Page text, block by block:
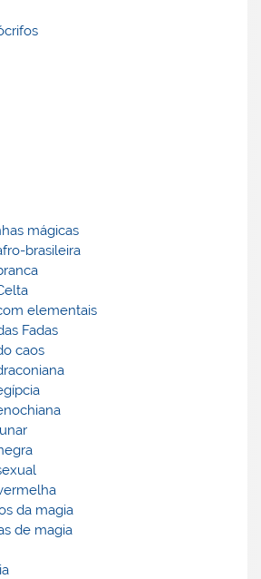
mágicas
brasileira
elementais
Fadas
caos
da magia
de magia